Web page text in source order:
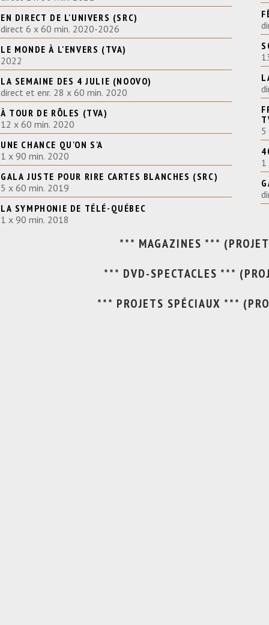
EN DIRECT DE L'UNIVERS (SRC)
direct 6 x 60 min. 2020-2026
LE MONDE À L'ENVERS (TVA)
2022
LA SEMAINE DES 4 JULIE (NOOVO)
direct et enr. 28 x 60 min. 2020
À TOUR DE RÔLES (TVA)
12 x 60 min. 2020
UNE CHANCE QU'ON S'A
1 x 90 min. 2020
GALA JUSTE POUR RIRE CARTES BLANCHES (SRC)
5 x 60 min. 2019
LA SYMPHONIE DE TÉLÉ-QUÉBEC
1 x 90 min. 2018
5
1
*** MAGAZINES ***
*** DVD-SPECTACLES ***
*** PROJETS SPÉCIAUX ***